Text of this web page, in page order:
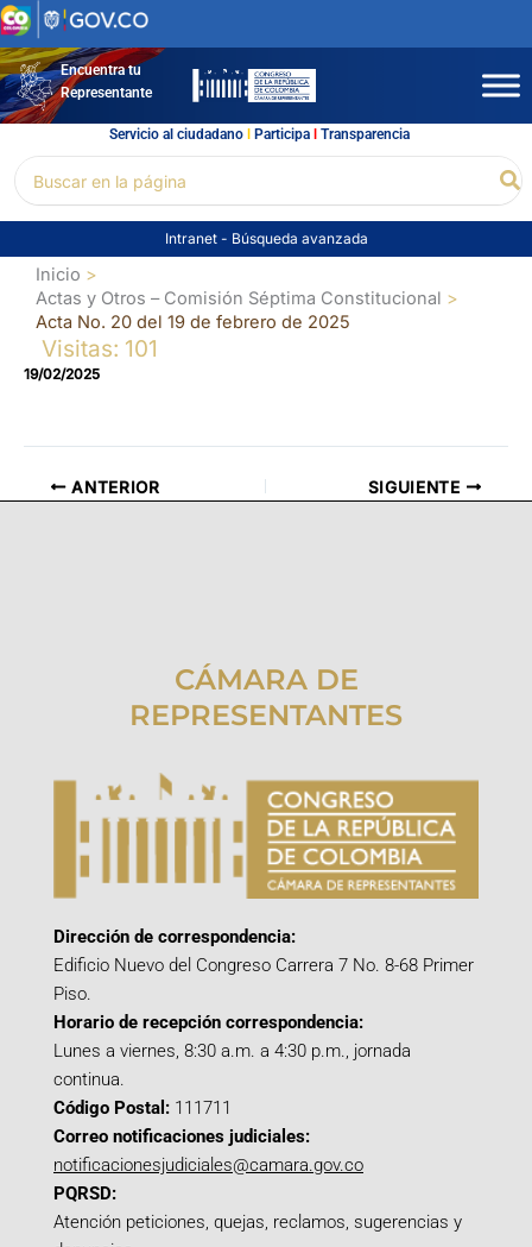
Ir
al
contenidoEncuentra tu
Representante
Servicio al ciudadano l Participal Transparencia
por:
Intranet - Búsqueda avanzada
Inicio
Actas y Otros – Comisión Séptima Constitucional
Acta No. 20 del 19 de febrero de 2025
Visitas: 101
19/02/2025
ANTERIOR SIGUIENTE
CÁMARA DE
REPRESENTANTES
Dirección de correspondencia:
Edificio Nuevo del Congreso Carrera 7 No. 8-68 Primer
Piso.
Horario de recepción correspondencia:
Lunes a viernes, 8:30 a.m. a 4:30 p.m., jornada
continua.
Código Postal: 111711
Correo notificaciones judiciales:
notificacionesjudiciales@camara.gov.co
PQRSD:
Atención peticiones, quejas, reclamos, sugerencias y